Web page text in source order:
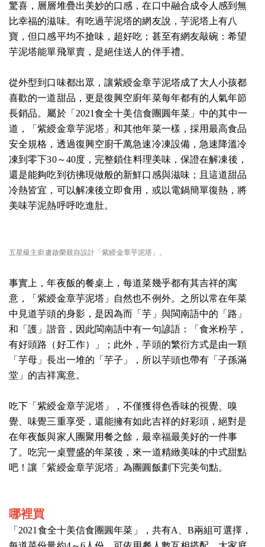
驚喜，層層堆疊出美妙的口感，在口中融合成令人感到無
比幸福的滋味。有吃過芋泥塔的網友說，芋泥塔上有八
寶，但口感平均不搶味，超好吃；甚至有網友敲碗：希望
芋泥塔能單飛單賣，是絕佳送人的伴手禮。
從外型到口味都出眾，讓紫綬金章芋泥塔成了大人小孩都
喜歡的一道甜品，更是復興空廚年菜每年都有的人氣年節
長銷品。屬於「2021食全十美信食團圓年菜」中的其中一
道，「紫綬金章芋泥塔」和其他年菜一樣，採用最高食品
安全規格，透過復興空廚千萬急速冷凍設備，急速降溫冷
凍到零下30～40度，完整鎖住料理美味，保證在解凍後，
還是能夠吃到彷彿現做般的新鮮口感與滋味；且這道甜品
冷熱皆宜，可以解凍後立即食用，或以電鍋簡單復熱，將
美味芋泥熱呼呼吃進肚。
五星級主廚盧啟榮親自設計「紫綬金章芋泥塔」。
事實上，年夜飯的餐桌上，每道菜幾乎都有其吉祥的寓
意，「紫綬金章芋泥塔」自然也不例外。之所以常在年菜
中見道芋頭的身影，是因為而「芋」與閩南語中的「路」
和「護」諧音，因此閩南語中有一句諺語：「食米粉芋，
有好頭路（好工作）」；此外，芋頭的繁衍方式是由一顆
「芋母」長出一堆的「芋子」，所以芋頭也帶有「子孫滿
堂」的吉祥寓意。
吃下「紫綬金章芋泥塔」，不僅獲得色香味的視覺、嗅
覺、味覺三重享受，還能擁有如此吉祥的好彩頭，絕對是
在年夜飯與家人團聚用餐之餘，最幸福最美好的一件事
了。吃完一桌豐盛的年菜後，來一道精緻美味的中式甜點
吧！讓「紫綬金章芋泥塔」為團圓飯劃下完美句點。
哪裡買
「2021食全十美信食團圓年菜」，共有A、B兩組可選擇，